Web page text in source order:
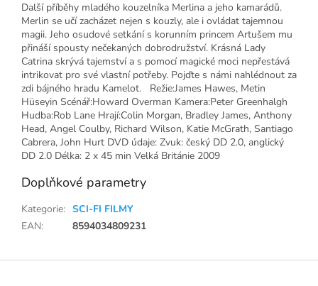
Další příběhy mladého kouzelníka Merlina a jeho kamarádů.
Merlin se učí zacházet nejen s kouzly, ale i ovládat tajemnou
magii. Jeho osudové setkání s korunním princem Artušem mu
přináší spousty nečekaných dobrodružství. Krásná Lady
Catrina skrývá tajemství a s pomocí magické moci nepřestává
intrikovat pro své vlastní potřeby. Pojďte s námi nahlédnout za
zdi bájného hradu Kamelot. Režie:James Hawes, Metin
Hüseyin Scénář:Howard Overman Kamera:Peter Greenhalgh
Hudba:Rob Lane Hrají:Colin Morgan, Bradley James, Anthony
Head, Angel Coulby, Richard Wilson, Katie McGrath, Santiago
Cabrera, John Hurt DVD údaje: Zvuk: český DD 2.0, anglický
DD 2.0 Délka: 2 x 45 min Velká Británie 2009
Doplňkové parametry
Kategorie: SCI-FI FILMY
EAN: 8594034809231
Z